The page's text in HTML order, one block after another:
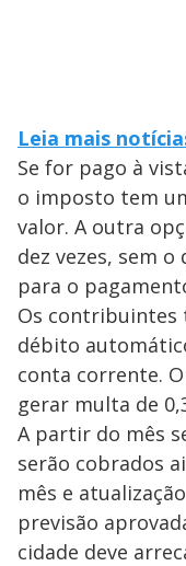
Leia mais
Se for pago à
o imposto tem
valor. A outra
dez vezes, sem
para o
Os contribuintes
débito
conta corrente.
gerar multa de
A partir do mês
serão cobrados
mês e
previsão
cidade deve